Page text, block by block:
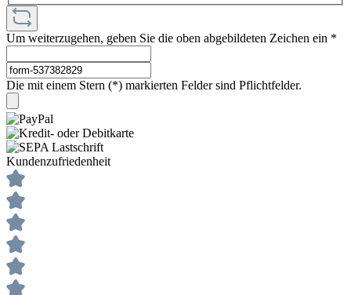
Um weiterzugehen, geben Sie die oben abgebildeten Zeichen ein *
Die mit einem Stern (*) markierten Felder sind Pflichtfelder.
Kundenzufriedenheit